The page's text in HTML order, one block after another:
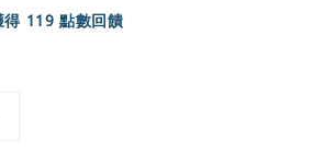
得 119 點數回饋